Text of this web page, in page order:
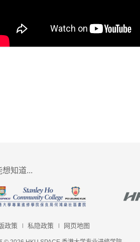
想知道...
政策 私隐政策 网页地图